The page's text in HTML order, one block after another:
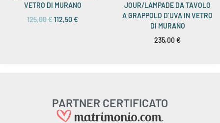
VETRO DI MURANO
125,00€112,50€
JOUR/LAMPADE DA TAVOLO
A GRAPPOLO D’UVA IN VETRO
DI MURANO
235,00€
PARTNER CERTIFICATO